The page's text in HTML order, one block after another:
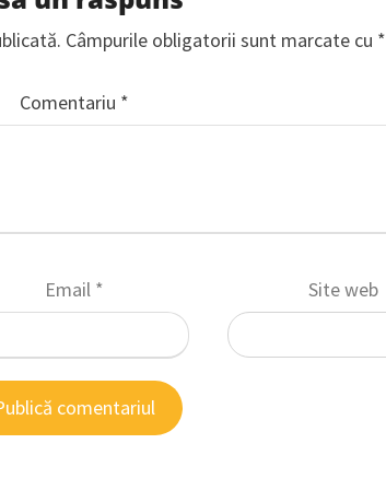
Câmpurile obligatorii sunt marcate cu *
Comentariu *
Email * Site web